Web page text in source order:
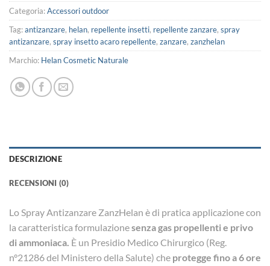
Categoria:Accessori outdoor
Tag:antizanzare, helan, repellente insetti, repellente zanzare, spray
antizanzare, spray insetto acaro repellente, zanzare, zanzhelan
Marchio: Helan Cosmetic Naturale
DESCRIZIONE
RECENSIONI (0)
Lo Spray Antizanzare ZanzHelan è di pratica applicazione con
la caratteristica formulazionesenza gas propellenti e privo
di ammoniaca. È un Presidio Medico Chirurgico (Reg.
n°21286 del Ministero della Salute) che protegge fino a 6 ore